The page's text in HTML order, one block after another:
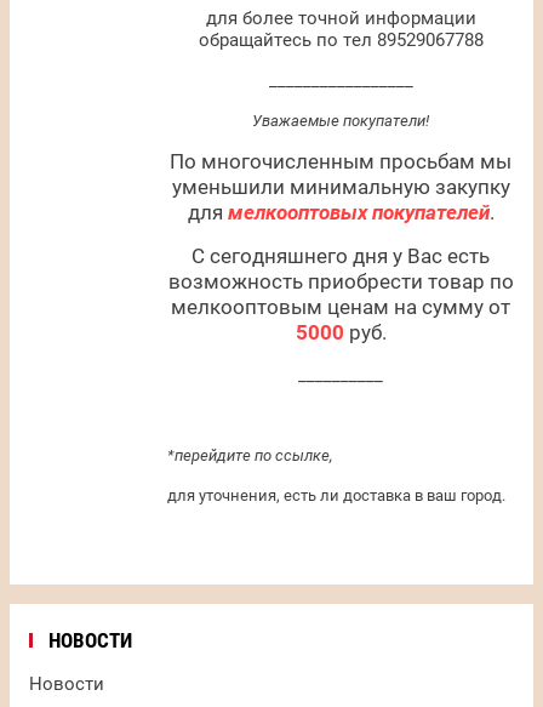
для более точной информации
обращайтесь по тел 89529067788
Уважаемые покупатели!
По многочисленным просьбам мы
уменьшили минимальную закупку
для мелкооптовых покупателей.
С сегодняшнего дня у Вас есть
возможность приобрести товар по
мелкооптовым ценам на сумму от
5000 руб.
*перейдите по ссылке,
для уточнения, есть ли доставка в ваш город.
НОВОСТИ
Новости